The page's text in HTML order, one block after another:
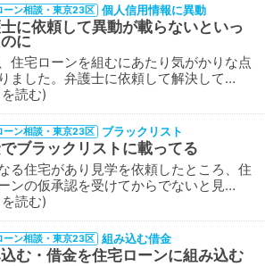
ーン相談・東京23区 個人信用情報に異動
に依頼して異動が載らないといっ
に
住宅ローンを組むにあたり気がかりな点
ました。弁護士に依頼して解決して…
読む
ーン相談・東京23区 ブラックリスト
ブラックリストに載ってる
る住宅があり見学を依頼したところ、住
ンの仮承認を受けてからでないと見…
読む
ーン相談・東京23区 組み込む借金
む・借金を住宅ローンに組み込む